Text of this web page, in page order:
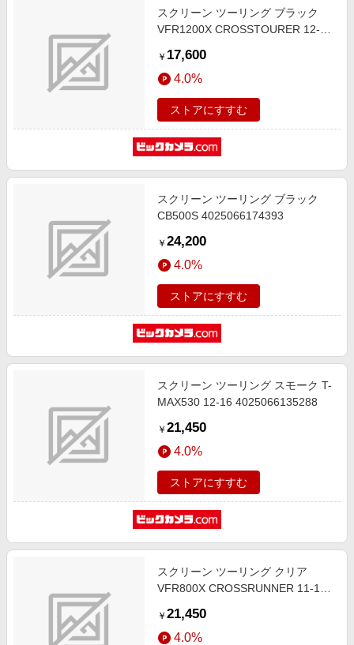
スクリーン ツーリング ブラック
VFR1200X CROSSTOURER 12-15
￥ 17,600
4.0%
ストアにすすむ
スクリーン ツーリング ブラック
CB500S 4025066174393
￥ 24,200
4.0%
ストアにすすむ
スクリーン ツーリング スモーク T-
MAX530 12-16 4025066135288
￥ 21,450
4.0%
ストアにすすむ
スクリーン ツーリング クリア
VFR800X CROSSRUNNER 11-14
￥ 21,450
4.0%